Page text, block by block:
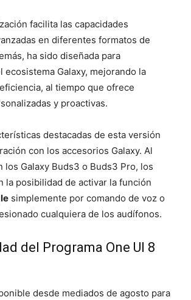
facilita las capacidades
en diferentes formatos de
ha sido diseñada para
ecosistema Galaxy, mejorando la
al tiempo que ofrece
y proactivas.
destacadas de esta versión
con los accesorios Galaxy. Al
los Galaxy Buds3 o Buds3 Pro, los
la posibilidad de activar la función
simplemente por comando de voz o
cualquiera de los audífonos.
del Programa One UI 8
desde mediados de agosto para